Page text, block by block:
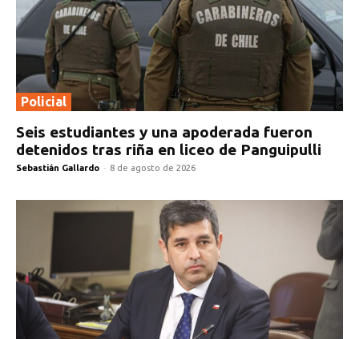
Policial
Seis estudiantes y una apoderada fueron
detenidos tras riña en liceo de Panguipulli
Sebastián Gallardo - 8 de agosto de 2026